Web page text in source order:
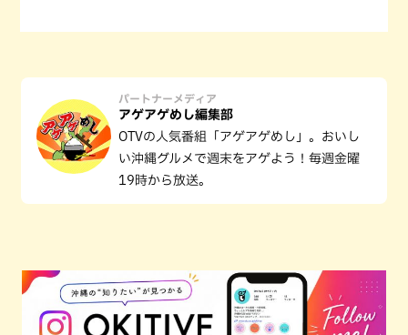
パートナーメディア
アゲアゲめし編集部
OTVの人気番組「アゲアゲめし」。おいし
い沖縄グルメで週末をアゲよう！毎週金曜
19時から放送。